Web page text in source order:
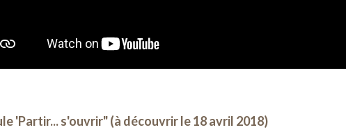
'Partir... s'ouvrir" (à découvrir le 18 avril 2018)